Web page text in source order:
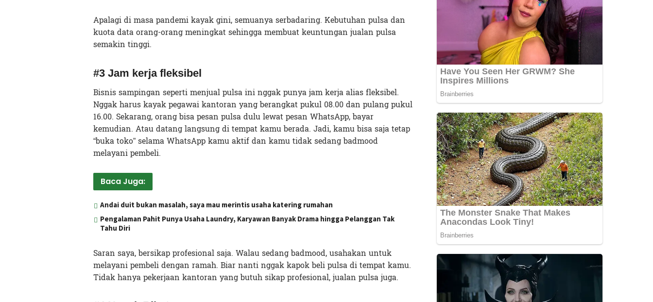
Apalagi di masa pandemi kayak gini, semuanya serbadaring. Kebutuhan pulsa dan
kuota data orang-orang meningkat sehingga membuat keuntungan jualan pulsa
semakin tinggi.
#3 Jam kerja fleksibel
Bisnis sampingan seperti menjual pulsa ini nggak punya jam kerja alias fleksibel.
Nggak harus kayak pegawai kantoran yang berangkat pukul 08.00 dan pulang pukul
16.00. Sekarang, orang bisa pesan pulsa dulu lewat pesan WhatsApp, bayar
kemudian. Atau datang langsung di tempat kamu berada. Jadi, kamu bisa saja tetap
“buka toko” selama WhatsApp kamu aktif dan kamu tidak sedang badmood
melayani pembeli.
Baca Juga:
Andai duit bukan masalah, saya mau merintis usaha katering rumahan
Pengalaman Pahit Punya Usaha Laundry, Karyawan Banyak Drama hingga Pelanggan Tak
Tahu Diri
Saran saya, bersikap profesional saja. Walau sedang badmood, usahakan untuk
melayani pembeli dengan ramah. Biar nanti nggak kapok beli pulsa di tempat kamu.
Tidak hanya pekerjaan kantoran yang butuh sikap profesional, jualan pulsa juga.